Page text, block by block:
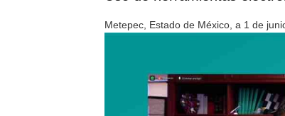
Metepec, Estado de México, a 1 de